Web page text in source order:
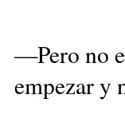
—Pero no
empezar y